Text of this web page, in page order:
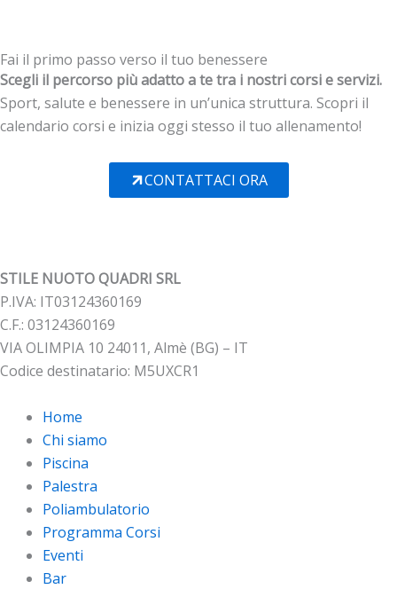
Fai il primo passo verso il tuo benessere
Scegli il percorso più adatto a te tra i nostri corsi e servizi.
Sport, salute e benessere in un’unica struttura. Scopri il
calendario corsi e inizia oggi stesso il tuo allenamento!
CONTATTACI ORA
STILE NUOTO QUADRI SRL
P.IVA: IT03124360169
C.F.: 03124360169
VIA OLIMPIA 10 24011, Almè (BG) – IT
Codice destinatario: M5UXCR1
Home
Chi siamo
Piscina
Palestra
Poliambulatorio
Programma Corsi
Eventi
Bar